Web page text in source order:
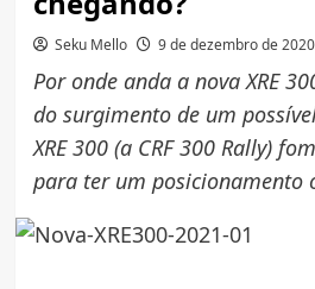
Seku Mello 9 de dezembro de 2020
Por onde anda a nova XRE
do surgimento de um
XRE 300 (a CRF 300 Rally)
para ter um posicionamento